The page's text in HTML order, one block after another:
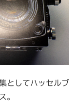
としてハッセルブ
。